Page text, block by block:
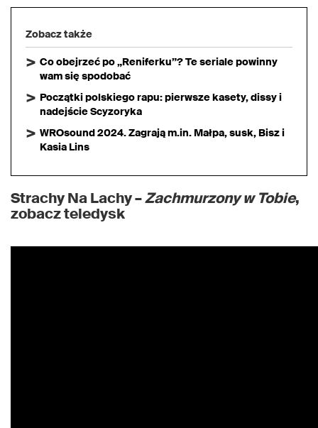
Zobacz także
Co obejrzeć po „Reniferku”? Te seriale powinny
wam się spodobać
Początki polskiego rapu: pierwsze kasety, dissy i
nadejście Scyzoryka
WROsound 2024. Zagrają m.in. Małpa, susk, Bisz i
Kasia Lins
Strachy Na Lachy –Zachmurzony w Tobie,
zobacz teledysk